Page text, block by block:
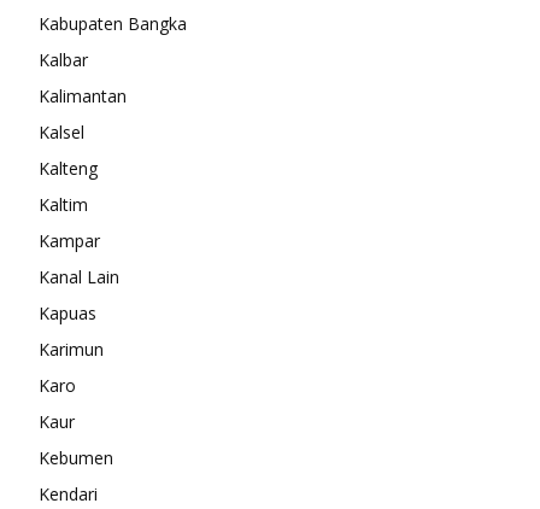
Kabupaten Bangka
Kalbar
Kalimantan
Kalsel
Kalteng
Kaltim
Kampar
Kanal Lain
Kapuas
Karimun
Karo
Kaur
Kebumen
Kendari